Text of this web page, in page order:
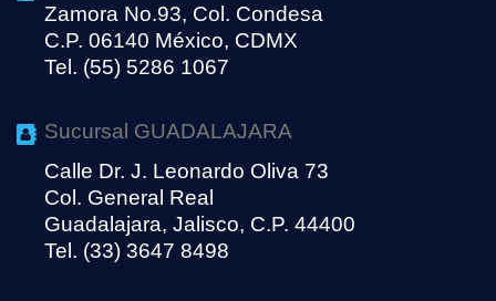
Zamora No.93, Col. Condesa
C.P. 06140 México, CDMX
Tel. (55) 5286 1067
Sucursal GUADALAJARA
Calle Dr. J. Leonardo Oliva 73
Col. General Real
Guadalajara, Jalisco, C.P. 44400
Tel. (33) 3647 8498